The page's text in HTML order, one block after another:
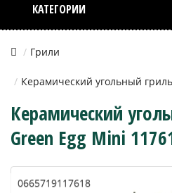
КАТЕГОРИИ
Грили
Керамический угольный
Керамический
Green Egg Mini
0665719117618